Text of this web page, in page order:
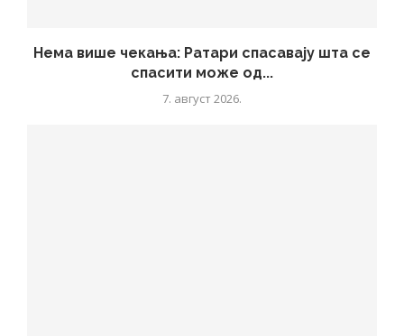
Нема више чекања: Ратари спасавају шта се
спасити може од...
7. август 2026.